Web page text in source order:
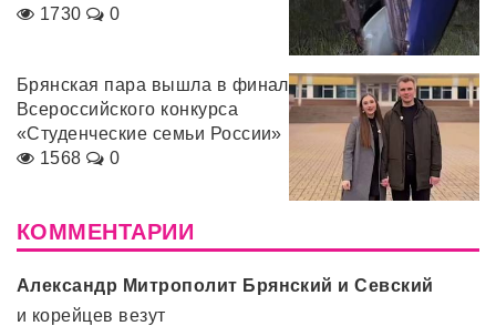
1730
0
Брянская пара вышла в финал
Всероссийского конкурса
«Студенческие семьи России»
1568
0
КОММЕНТАРИИ
Александр Митрополит Брянский и Севский
и корейцев везут